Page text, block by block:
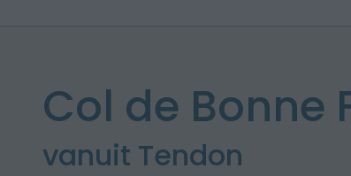
Col de Bonne
vanuit Tendon